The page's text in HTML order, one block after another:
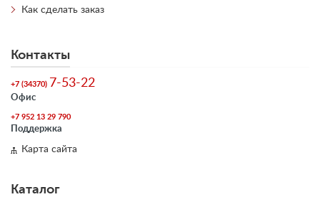
Как сделать заказ
Контакты
+7 (34370) 7-53-22
Офис
+7 952 13 29 790
Поддержка
Карта сайта
Каталог